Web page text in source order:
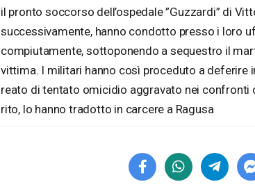
il pronto soccorso dell’ospedale ”Guzzardi” di
successivamente, hanno condotto presso i loro
compiutamente, sottoponendo a sequestro il
vittima. I militari hanno così proceduto a deferire
reato di tentato omicidio aggravato nei confronti
rito, lo hanno tradotto in carcere a Ragusa